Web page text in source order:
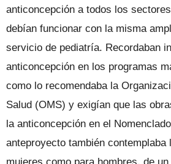
anticoncepción a todos los
debían funcionar con la misma
servicio de pediatría. Recordaban
anticoncepción en los programas
como lo recomendaba la
Salud (OMS) y exigían que las
la anticoncepción en el
anteproyecto también contemplaba